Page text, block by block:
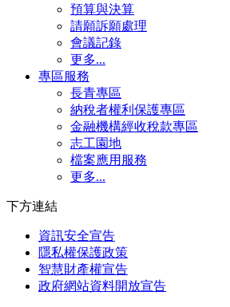
預算與決算
請願訴願處理
會議記錄
更多...
專區服務
長青專區
納稅者權利保護專區
金融機構經收稅款專區
志工園地
檔案應用服務
更多...
下方連結
資訊安全宣告
隱私權保護政策
智慧財產權宣告
政府網站資料開放宣告